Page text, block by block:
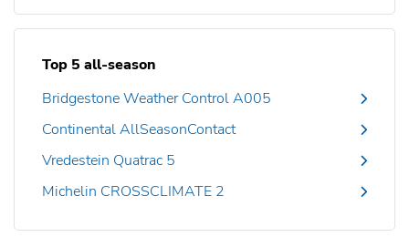
Top 5 all-season
Bridgestone Weather Control A005
Continental AllSeasonContact
Vredestein Quatrac 5
Michelin CROSSCLIMATE 2